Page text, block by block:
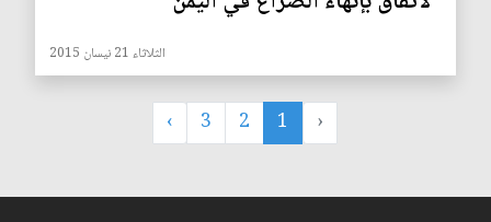
الثلاثاء 21 نيسان 2015
‹
1
2
3
›